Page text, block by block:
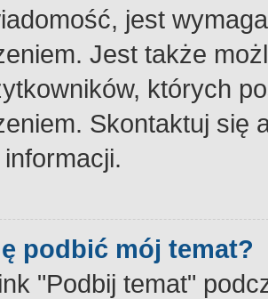
jest
Jest także
których
Skontaktuj się
podbić mój temat?
"Podbij temat"